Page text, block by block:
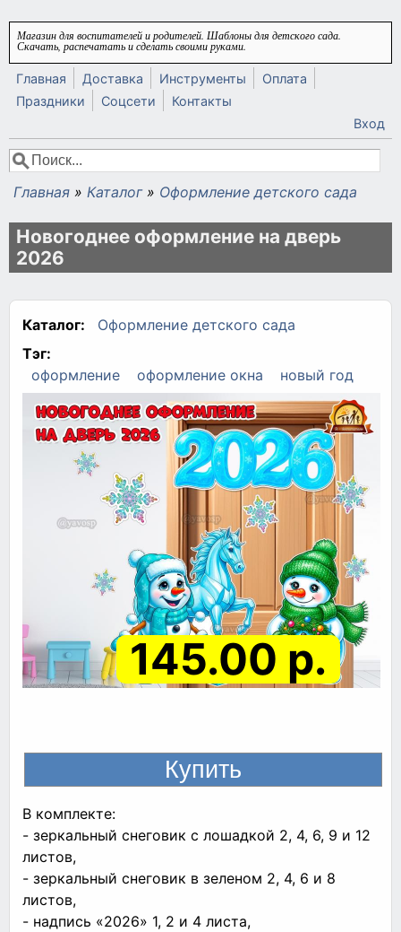
Перейти к основному содержанию
Магазин для воспитателей и родителей. Шаблоны для детского сада.
Скачать, распечатать и сделать своими руками.
Главная Доставка Инструменты
Оплата
Праздники
Соцсети
Контакты
Вход
Форма поиска
Поиск
Вы здесь
Главная » Каталог » Оформление детского сада
Новогоднее оформление на дверь
2026
Каталог:
Оформление детского сада
Тэг:
оформление
оформление окна новый год
145.00 р.
В комплекте:
- зеркальный снеговик с лошадкой 2, 4, 6, 9 и 12
листов,
- зеркальный снеговик в зеленом 2, 4, 6 и 8
листов,
- надпись «2026» 1, 2 и 4 листа,